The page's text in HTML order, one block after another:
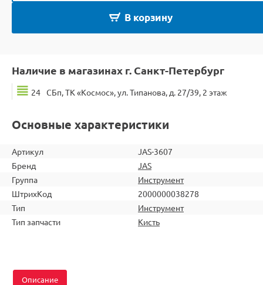
В корзину
Наличие в магазинах г. Санкт-Петербург
24 СБп, ТК «Космос», ул. Типанова, д. 27/39, 2 этаж
Основные характеристики
Артикул
JAS-3607
Бренд
JAS
Группа
Инструмент
ШтрихКод
2000000038278
Тип
Инструмент
Тип запчасти
Кисть
Описание